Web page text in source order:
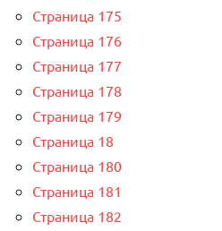
Страница 175
Страница 176
Страница 177
Страница 178
Страница 179
Страница 18
Страница 180
Страница 181
Страница 182